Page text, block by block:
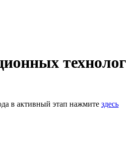
в активный этап нажмите здесь